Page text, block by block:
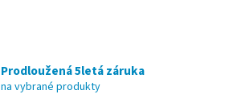
Prodloužená 5letá záruka
na vybrané produkty